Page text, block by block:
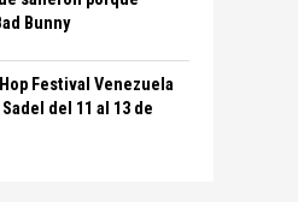
Bunny
Festival Venezuela
del 11 al 13 de